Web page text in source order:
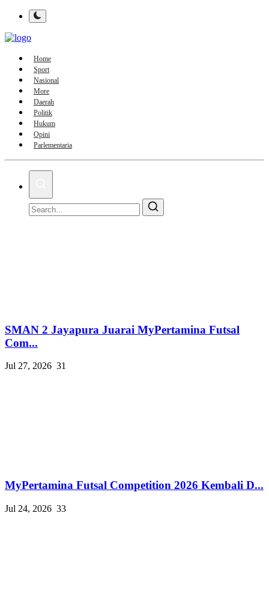
Home
Sport
Nasional
More
Daerah
Politik
Hukum
Opini
Parlementaria
SMAN 2 Jayapura Juarai MyPertamina Futsal
Com...
Jul 27, 2026 31
MyPertamina Futsal Competition 2026 Kembali D...
Jul 24, 2026 33